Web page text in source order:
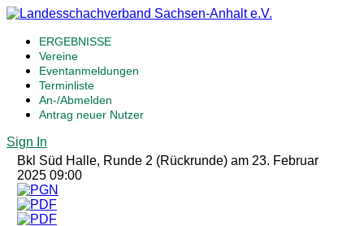
ERGEBNISSE
Vereine
Eventanmeldungen
Terminliste
An-/Abmelden
Antrag neuer Nutzer
Sign In
Bkl Süd Halle, Runde 2 (Rückrunde) am 23. Februar
2025 09:00